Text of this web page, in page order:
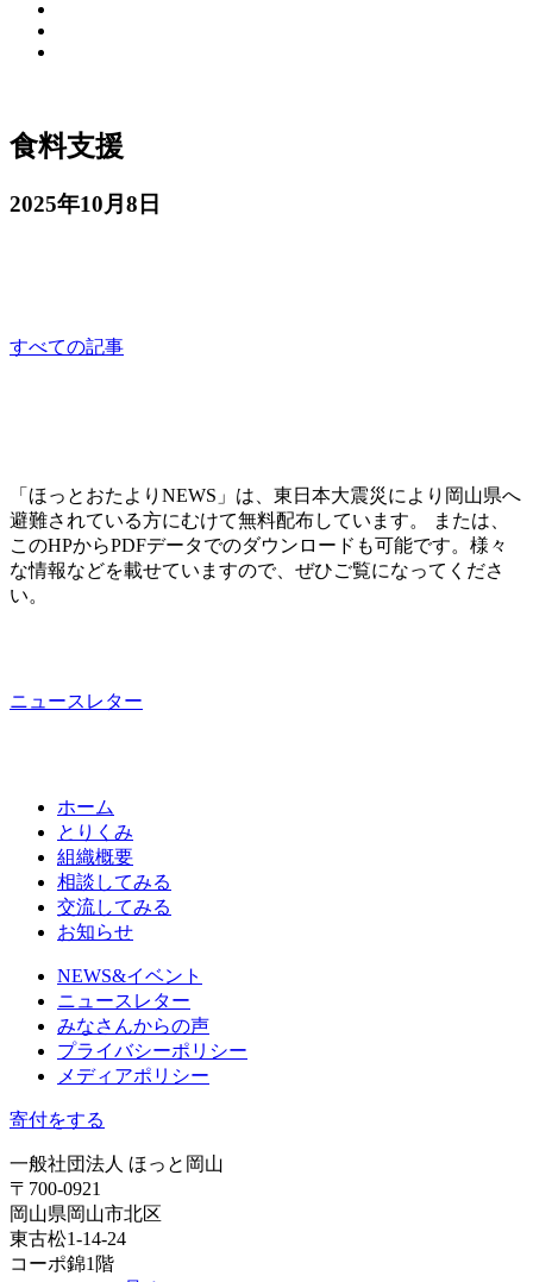
食料支援
2025年10月8日
すべての記事
「ほっとおたよりNEWS」は、東日本大震災により岡山県へ
避難されている方にむけて無料配布しています。 または、
このHPからPDFデータでのダウンロードも可能です。様々
な情報などを載せていますので、ぜひご覧になってくださ
い。
ニュースレター
ホーム
とりくみ
組織概要
相談してみる
交流してみる
お知らせ
NEWS&イベント
ニュースレター
みなさんからの声
プライバシーポリシー
メディアポリシー
寄付をする
一般社団法人 ほっと岡山
〒700-0921
岡山県岡山市北区
東古松1-14-24
コーポ錦1階